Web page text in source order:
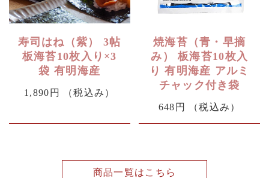
寿司はね（紫） 3帖
板海苔10枚入り×3
袋 有明海産
1,890円 （税込み）
焼海苔（青・早摘
み） 板海苔10枚入
り 有明海産 アルミ
チャック付き袋
648円 （税込み）
商品一覧はこちら